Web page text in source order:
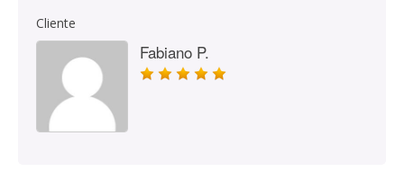
Cliente
Fabiano P.